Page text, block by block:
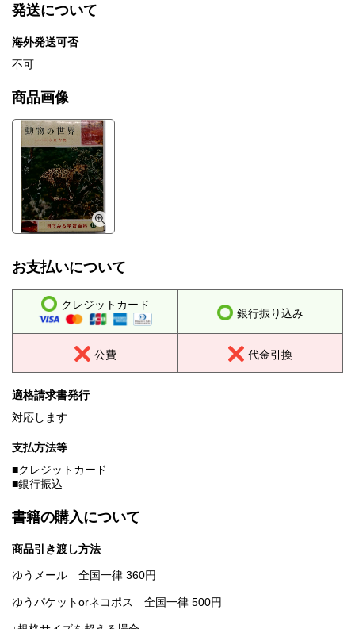
発送について
海外発送可否
不可
商品画像
お支払いについて
クレジットカード
銀行振り込み
公費 代金引換
適格請求書発行
対応します
支払方法等
■クレジットカード
■銀行振込
書籍の購入について
商品引き渡し方法
ゆうメール 全国一律 360円
ゆうパケットorネコポス 全国一律 500円